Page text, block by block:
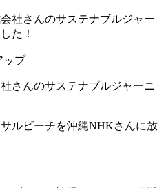
ップ
さんのサステナブルジャーニ